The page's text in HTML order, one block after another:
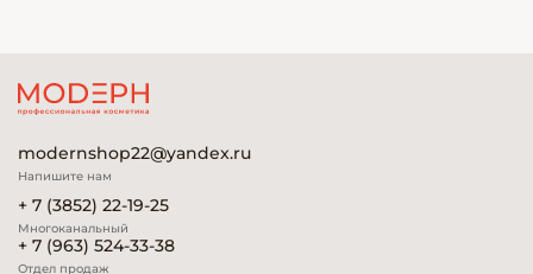
modernshop22@yandex.ru
Напишите нам
+ 7 (3852) 22-19-25
Многоканальный
+ 7 (963) 524-33-38
Отдел продаж